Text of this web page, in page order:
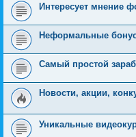
Интересует мнение
Неформальные
Самый простой
Новости, акции,
Уникальные